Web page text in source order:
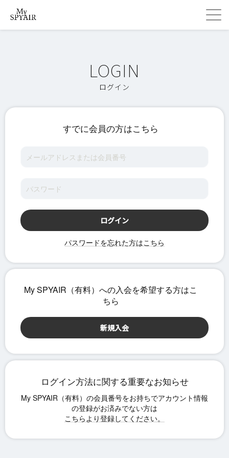
ログイン
すでに会員の方はこちら
パスワードを忘れた方はこちら
ログイン方法に関する重要なお知らせ
こちらより登録してください。